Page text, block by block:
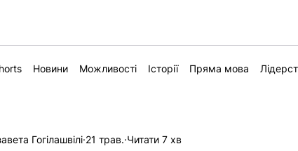
Новини Можливості Історії Пряма мова
Гогілашвілі 21 трав. Читати 7 хв